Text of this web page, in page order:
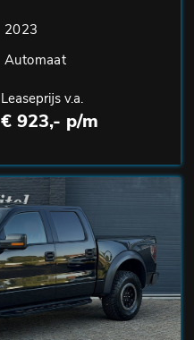
2023
Automaat
Leaseprijs v.a.
€ 923,- p/m